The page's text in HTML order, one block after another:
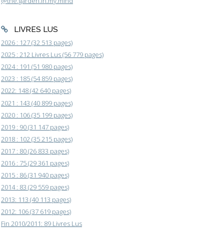
LIVRES LUS
2026 : 127 (32 513 pages)
2025 : 212 Livres Lus (56 779 pages)
2024 : 191 (51 980 pages)
2023 : 185 (54 859 pages)
2022: 148 (42 640 pages)
2021 : 143 (40 899 pages)
2020 : 106 (35 199 pages)
2019 : 90 (31 147 pages)
2018 : 102 (35 215 pages)
2017 : 80 (26 833 pages)
2016 : 75 (29 361 pages)
2015 : 86 (31 940 pages)
2014 : 83 (29 559 pages)
2013: 113 (40 113 pages)
2012: 106 (37 619 pages)
Fin 2010/2011: 89 Livres Lus